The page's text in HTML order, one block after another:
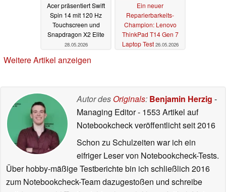
Acer präsentiert Swift
Spin 14 mit 120 Hz
Touchscreen und
Snapdragon X2 Elite
28.05.2026
Ein neuer
Reparierbarkeits-
Champion: Lenovo
ThinkPad T14 Gen 7
Laptop Test 26.05.2026
Weitere Artikel anzeigen
Autor des Originals: Benjamin Herzig -
Managing Editor- 1553 Artikel auf
Notebookcheck veröffentlichtseit 2016
Schon zu Schulzeiten war ich ein
eifriger Leser von Notebookcheck-Tests.
Über hobby-mäßige Testberichte bin ich schließlich 2016
zum Notebookcheck-Team dazugestoßen und schreibe